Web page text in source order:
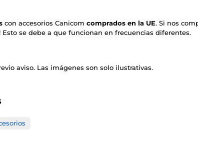
con accesorios Canicom comprados en la UE. Si nos
se debe a que funcionan en frecuencias diferentes.
aviso. Las imágenes son solo ilustrativas.